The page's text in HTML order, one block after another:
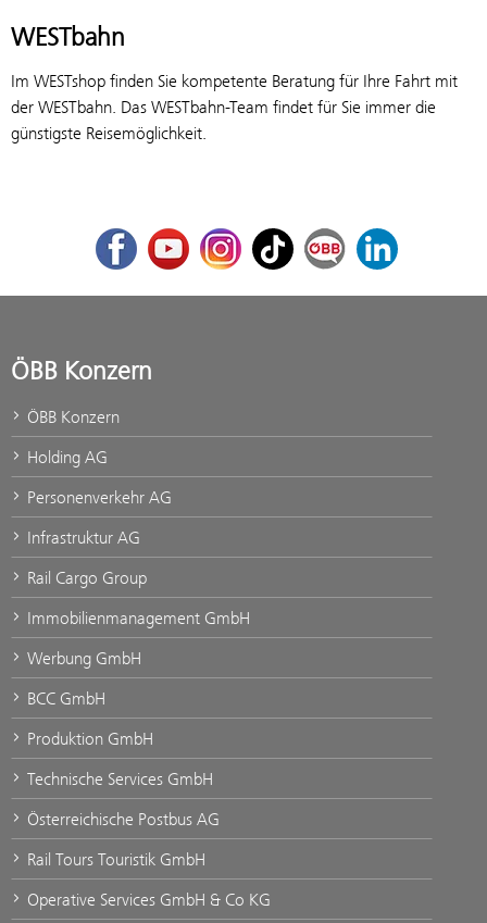
WESTbahn
Im WESTshop finden Sie kompetente Beratung für Ihre Fahrt mit
der WESTbahn. Das WESTbahn-Team findet für Sie immer die
günstigste Reisemöglichkeit.
FacebookYoutubeInstagram
TikTok ÖBB Corporate Blog
LinkedIn
ÖBB Konzern
ÖBB Konzern
Holding AG
Personenverkehr AG
Infrastruktur AG
Rail Cargo Group
Immobilienmanagement GmbH
Werbung GmbH
BCC GmbH
Produktion GmbH
Technische Services GmbH
Österreichische Postbus AG
Rail Tours Touristik GmbH
Operative Services GmbH & Co KG